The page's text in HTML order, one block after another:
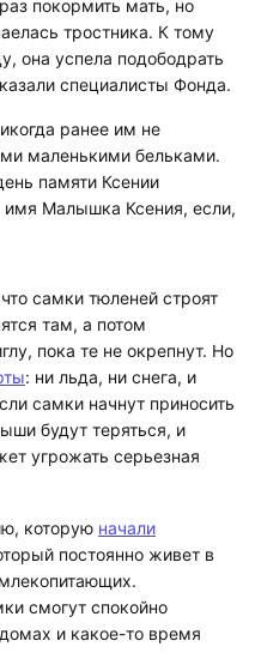
покормить мать, но
тростника. К тому
она успела подободрать
специалисты Фонда.
ранее им не
маленькими бельками.
памяти Ксении
имя Малышка Ксения, если,
самки тюленей строят
там, а потом
пока те не окрепнут. Но
: ни льда, ни снега, и
самки начнут приносить
будут теряться, и
угрожать серьезная
которую начали
постоянно живет в
смогут спокойно
и какое-то время